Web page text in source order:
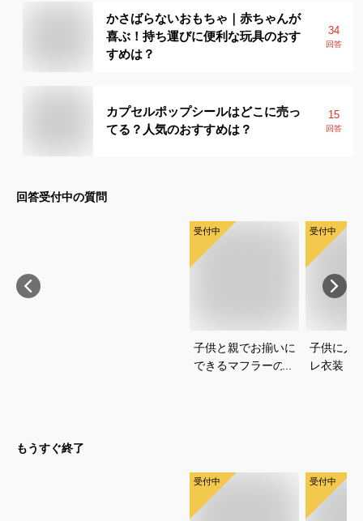
かさばらないおもちゃ｜赤ちゃんが
喜ぶ！持ち運びに便利な玩具のおす
すめは？
34
回答
カプセルポップシールはどこに売っ
てる？人気のおすすめは？
15
回答
回答受付中の質問
受付中
子供と親でお揃いに
できるマフラーのお
受付中
子供に人
レ衣装｜
もうすぐ終了
受付中 受付中